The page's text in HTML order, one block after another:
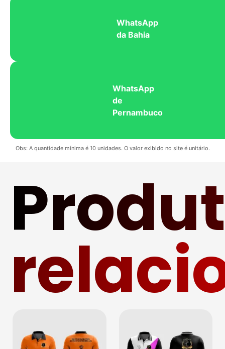
WhatsApp
da Bahia
WhatsApp
de
Pernambuco
Obs: A quantidade mínima é 10 unidades. O valor exibido no site é unitário.